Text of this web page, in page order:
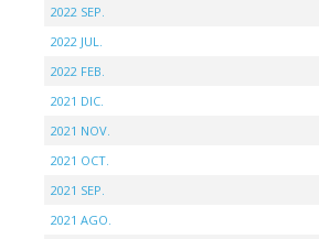
2022 SEP.
2022 JUL.
2022 FEB.
2021 DIC.
2021 NOV.
2021 OCT.
2021 SEP.
2021 AGO.